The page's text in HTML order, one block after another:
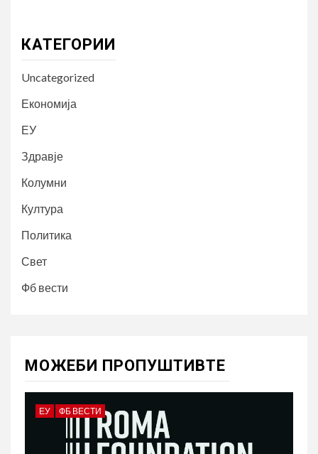
КАТЕГОРИИ
Uncategorized
Економија
ЕУ
Здравје
Колумни
Култура
Политика
Свет
Фб вести
МОЖЕБИ ПРОПУШТИВТЕ
ЕУ ФБ ВЕСТИ